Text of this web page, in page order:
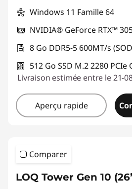
Windows 11 Famille 64
NVIDIA® GeForce RTX™
8 Go DDR5-5 600MT/s
512 Go SSD M.2 2280 PCIe
Livraison estimée entre le 21-
Aperçu rapide
Comparer
LOQ Tower Gen 10